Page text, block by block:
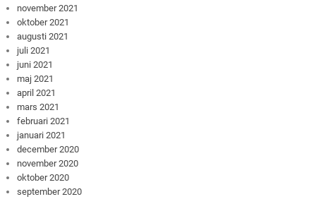
november 2021
oktober 2021
augusti 2021
juli 2021
juni 2021
maj 2021
april 2021
mars 2021
februari 2021
januari 2021
december 2020
november 2020
oktober 2020
september 2020